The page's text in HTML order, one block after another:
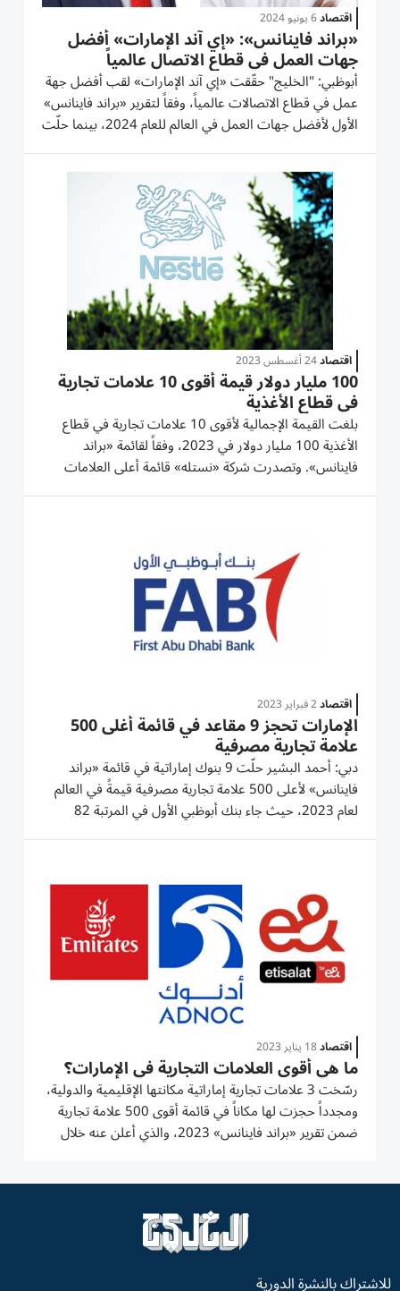
اقتصاد6 يونيو 2024
«براند فاينانس»: «إي آند الإمارات» أفضل
جهات العمل في قطاع الاتصال عالمياً
أبوظبي: "الخليج" حقّقت «إي آند الإمارات» لقب أفضل جهة
عمل في قطاع الاتصالات عالمياً، وفقاً لتقرير «براند فاينانس»
الأول لأفضل جهات العمل في العالم للعام 2024، بينما حلّت
مجموعة «إي آند» في المركز السادس عشر بين أفضل 20
جهة عمل عالمية في جميع القطاعات، وفقاً لاستطلاعات...
اقتصاد24 أغسطس 2023
100 مليار دولار قيمة أقوى 10 علامات تجارية
في قطاع الأغذية
بلغت القيمة الإجمالية لأقوى 10 علامات تجارية في قطاع
الأغذية 100 مليار دولار في 2023، وفقاً لقائمة «براند
فاينانس». وتصدرت شركة «نستله» قائمة أعلى العلامات
التجارية قيمة في القطاع بين كبرى الشركات العالمية؛ إذ
اقتصاد2 فبراير 2023
الإمارات تحجز 9 مقاعد في قائمة أغلى 500
علامة تجارية مصرفية
دبي: أحمد البشير حلّت 9 بنوك إماراتية في قائمة «براند
فاينانس» لأعلى 500 علامة تجارية مصرفية قيمةً في العالم
لعام 2023، حيث جاء بنك أبوظبي الأول في المرتبة 82
عالمياً بقيمة سوقية بلغت 3.94 مليار دولار وحصل على
اقتصاد18 يناير 2023
ما هي أقوى العلامات التجارية في الإمارات؟
رسّخت 3 علامات تجارية إماراتية مكانتها الإقليمية والدولية،
ومجدداً حجزت لها مكاناً في قائمة أقوى 500 علامة تجارية
ضمن تقرير «براند فاينانس» 2023، والذي أعلن عنه خلال
للاشتراك بالنشرة الدورية